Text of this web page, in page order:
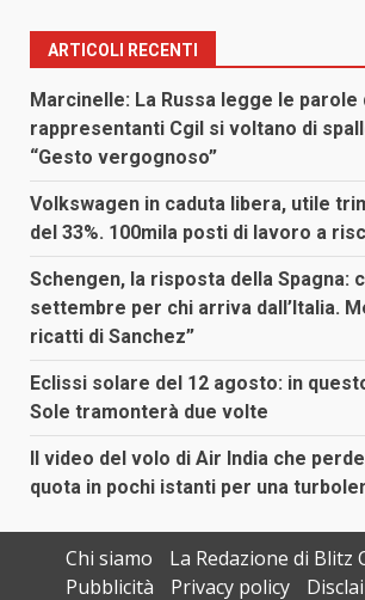
ARTICOLI RECENTI
Marcinelle: La Russa legge le
rappresentanti Cgil si voltano di
“Gesto vergognoso”
Volkswagen in caduta libera, utile
del 33%. 100mila posti di lavoro a
Schengen, la risposta della Spagna:
settembre per chi arriva dall’Italia.
ricatti di Sanchez”
Eclissi solare del 12 agosto: in
Sole tramonterà due volte
Il video del volo di Air India che
quota in pochi istanti per una
Chi siamo
La Redazione di Blitz
Pubblicità
Privacy policy